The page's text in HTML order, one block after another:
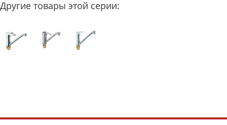
Другие товары этой серии: